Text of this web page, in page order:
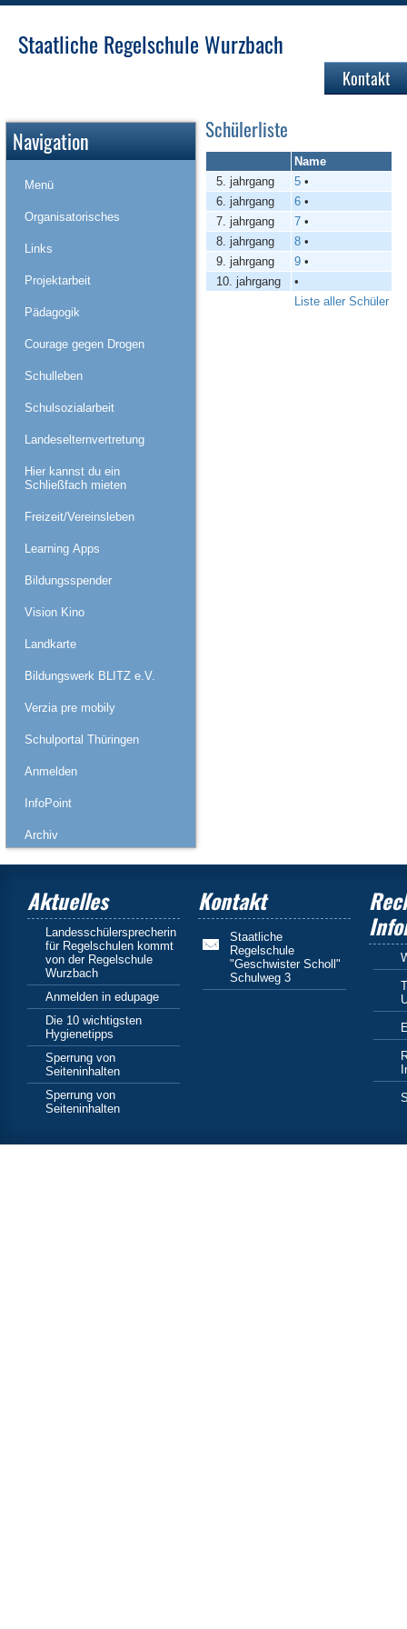
Staatliche Regelschule Wurzbach
Kontakt
Navigation
Menü
Organisatorisches
Links
Projektarbeit
Pädagogik
Courage gegen Drogen
Schulleben
Schulsozialarbeit
Landeselternvertretung
Hier kannst du ein
Schließfach mieten
Freizeit/Vereinsleben
Learning Apps
Bildungsspender
Vision Kino
Landkarte
Bildungswerk BLITZ e.V.
Verzia pre mobily
Schulportal Thüringen
Anmelden
InfoPoint
Archiv
Schülerliste
Name
5. jahrgang
5 •
6. jahrgang
6 •
7. jahrgang
7 •
8. jahrgang
8 •
9. jahrgang
9 •
10. jahrgang
•
Liste aller Schüler
Aktuelles
Landesschülersprecherin
für Regelschulen kommt
von der Regelschule
Wurzbach
Anmelden in edupage
Die 10 wichtigsten
Hygienetipps
Sperrung von
Seiteninhalten
Sperrung von
Seiteninhalten
Kontakt
Staatliche
Regelschule
"Geschwister Scholl"
Schulweg 3